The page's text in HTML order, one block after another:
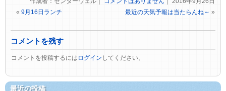
«9月16日ランチ 最近の天気予報は当たらんね～ »
コメントを残す
コメントを投稿するには ログイン してください。
最近の投稿